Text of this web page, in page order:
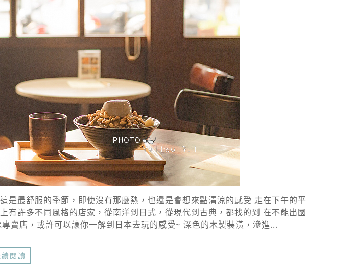
最舒服的季節，即使沒有那麼熱，也還是會想來點清涼的感受 走在下午的平
許多不同風格的店家，從南洋到日式，從現代到古典，都找的到 在不能出國
賣店，或許可以讓你一解到日本去玩的感受~ 深色的木製裝潢，滲進...
閱讀